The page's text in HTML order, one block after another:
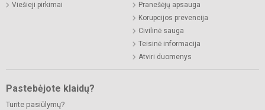
Viešieji pirkimai
Pranešėjų apsauga
Korupcijos prevencija
Civilinė sauga
Teisinė informacija
Atviri duomenys
Pastebėjote klaidų?
Turite pasiūlymų?